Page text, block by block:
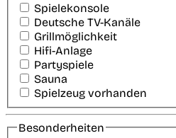
Spielekonsole
Deutsche TV-Kanäle
Grillmöglichkeit
Hifi-Anlage
Partyspiele
Sauna
Spielzeug vorhanden
Besonderheiten